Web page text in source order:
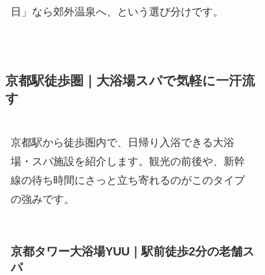
日」なら郊外温泉へ、という選び分けです。
京都駅徒歩圏｜大浴場スパで気軽に一汗流
す
京都駅から徒歩圏内で、日帰り入浴できる大浴
場・スパ施設を紹介します。観光の前後や、新幹
線の待ち時間にさっと立ち寄れるのがこのタイプ
の強みです。
京都タワー大浴場YUU｜駅前徒歩2分の老舗ス
パ